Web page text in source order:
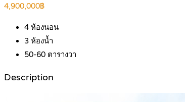
4,900,000฿
4 ห้องนอน
3 ห้องน้ำ
50-60 ตารางวา
Description